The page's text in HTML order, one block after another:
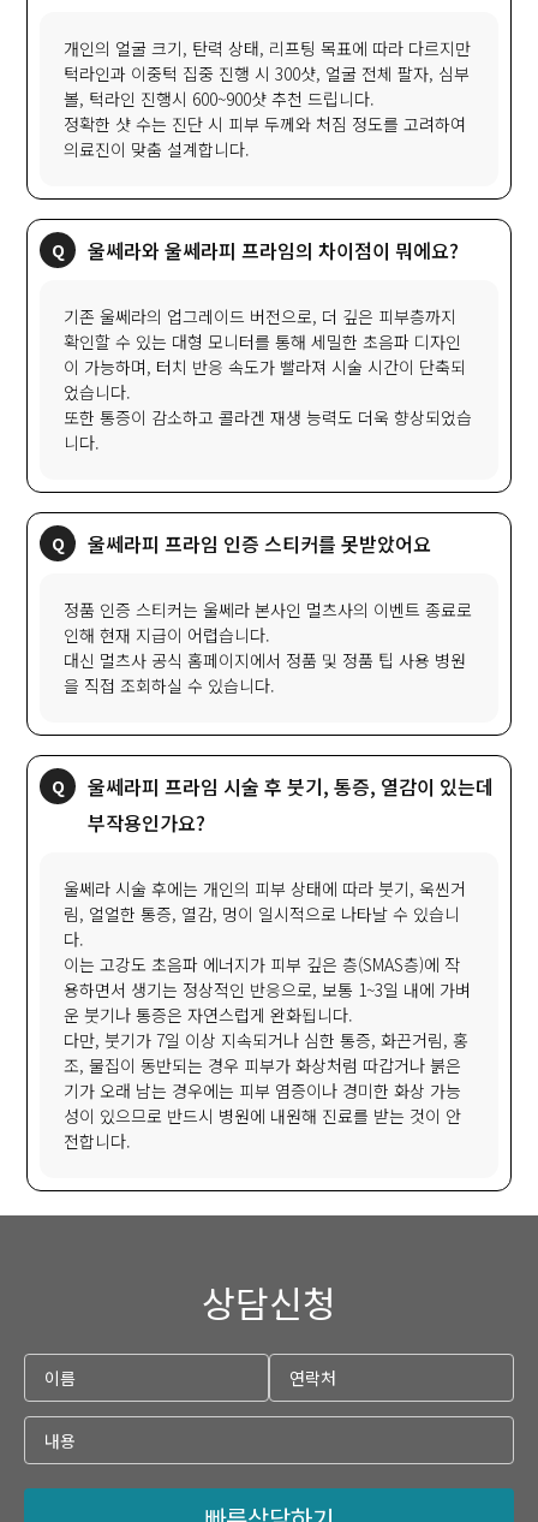
개인의 얼굴 크기, 탄력 상태, 리프팅 목표에 따라 다르지만
턱라인과 이중턱 집중 진행 시 300샷, 얼굴 전체 팔자, 심부
볼, 턱라인 진행시 600~900샷 추천 드립니다.
정확한 샷 수는 진단 시 피부 두께와 처짐 정도를 고려하여
의료진이 맞춤 설계합니다.
울쎄라와 울쎄라피 프라임의 차이점이 뭐에요?
기존 울쎄라의 업그레이드 버전으로, 더 깊은 피부층까지
확인할 수 있는 대형 모니터를 통해 세밀한 초음파 디자인
이 가능하며, 터치 반응 속도가 빨라져 시술 시간이 단축되
었습니다.
또한 통증이 감소하고 콜라겐 재생 능력도 더욱 향상되었습
니다.
울쎄라피 프라임 인증 스티커를 못받았어요
정품 인증 스티커는 울쎄라 본사인 멀츠사의 이벤트 종료로
인해 현재 지급이 어렵습니다.
대신 멀츠사 공식 홈페이지에서 정품 및 정품 팁 사용 병원
을 직접 조회하실 수 있습니다.
울쎄라피 프라임 시술 후 붓기, 통증, 열감이 있는데
부작용인가요?
울쎄라 시술 후에는 개인의 피부 상태에 따라 붓기, 욱씬거
림, 얼얼한 통증, 열감, 멍이 일시적으로 나타날 수 있습니
다.
이는 고강도 초음파 에너지가 피부 깊은 층(SMAS층)에 작
용하면서 생기는 정상적인 반응으로, 보통 1~3일 내에 가벼
운 붓기나 통증은 자연스럽게 완화됩니다.
다만, 붓기가 7일 이상 지속되거나 심한 통증, 화끈거림, 홍
조, 물집이 동반되는 경우 피부가 화상처럼 따갑거나 붉은
기가 오래 남는 경우에는 피부 염증이나 경미한 화상 가능
성이 있으므로 반드시 병원에 내원해 진료를 받는 것이 안
전합니다.
상담신청